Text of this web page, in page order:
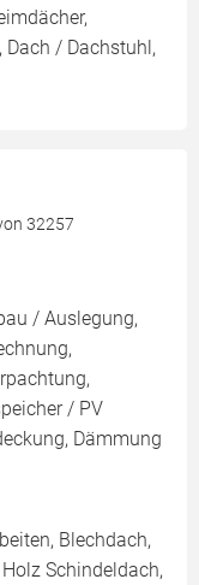
Dach / Dachstuhl,
32257
/ Auslegung,
/ PV
Dämmung
Blechdach,
Schindeldach,